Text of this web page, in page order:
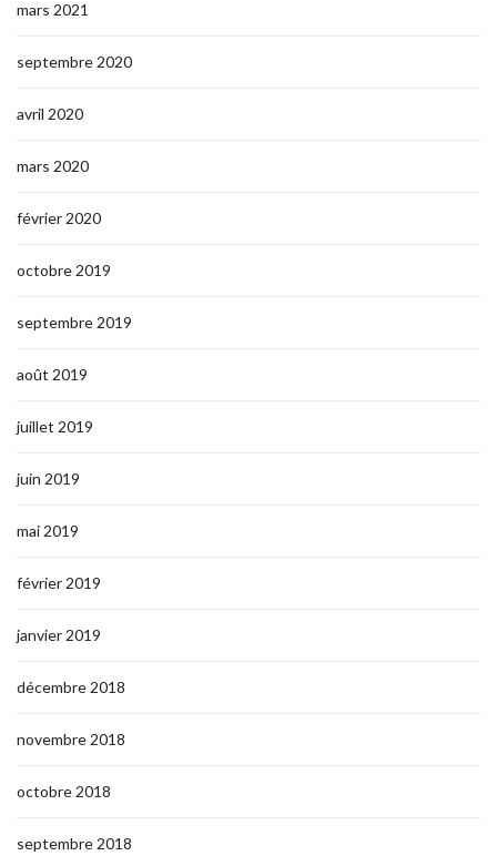
mars 2021
septembre 2020
avril 2020
mars 2020
février 2020
octobre 2019
septembre 2019
août 2019
juillet 2019
juin 2019
mai 2019
février 2019
janvier 2019
décembre 2018
novembre 2018
octobre 2018
septembre 2018